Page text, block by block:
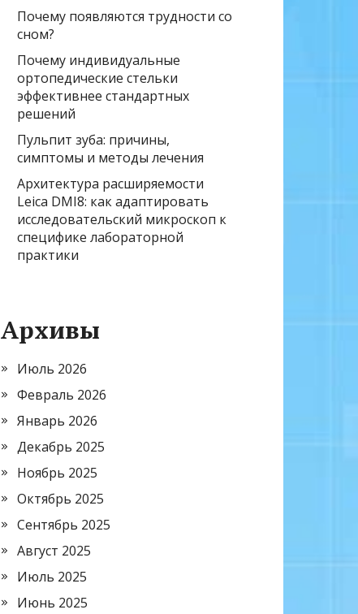
Почему появляются трудности со
сном?
Почему индивидуальные
ортопедические стельки
эффективнее стандартных
решений
Пульпит зуба: причины,
симптомы и методы лечения
Архитектура расширяемости
Leica DMI8: как адаптировать
исследовательский микроскоп к
специфике лабораторной
практики
Архивы
Июль 2026
Февраль 2026
Январь 2026
Декабрь 2025
Ноябрь 2025
Октябрь 2025
Сентябрь 2025
Август 2025
Июль 2025
Июнь 2025